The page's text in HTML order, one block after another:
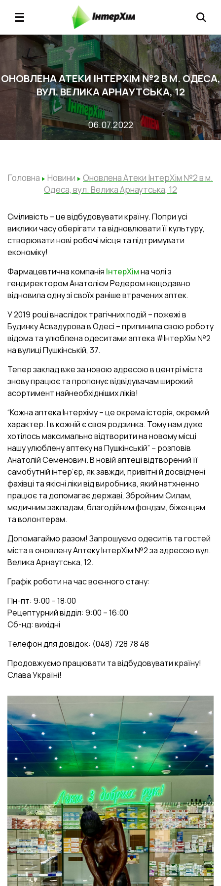
ОНОВЛЕНА АТЕКИ ІНТЕРХІМ №2 В М. ОДЕСА,
ВУЛ. ВЕЛИКА АРНАУТСЬКА, 12
06.07.2022
Головна Новини
Оновлена Атеки ІнтерХім №2 в м.
Одеса, вул. Велика Арнаутська, 12
Сміливість – це відбудовувати країну. Попри усі
виклики часу оберігати та відновлювати її культуру,
створювати нові робочі місця та підтримувати
економіку!
Фармацевтична компанія ІнтерХімна чолі з
гендиректором Анатолієм Редером нещодавно
відновила одну зі своїх раніше втрачених аптек.
У 2019 році внаслідок трагічних подій – пожежі в
Будинку Асвадурова в Одесі – припинила свою роботу
відома та улюблена одеситами аптека #ІнтерХім №2
на вулиці Пушкінській, 37.
Тепер заклад вже за новою адресою в центрі міста
знову працює та пропонує відвідувачам широкий
асортимент найнеобхідніших ліків!
“Кожна аптека Інтерхіму – це окрема історія, окремий
характер. І в кожній є своя родзинка. Тому нам дуже
хотілось максимально відтворити на новому місці
нашу улюблену аптеку на Пушкінській” – розповів
Анатолій Семенович. В новій аптеці відтворений її
самобутній інтер’єр, як завжди, привітні й досвідчені
фахівці та якісні ліки від виробника, який натхненно
працює та допомагає державі, Збройним Силам,
медичним закладам, благодійним фондам, біженцям
та волонтерам.
Допомагаймо разом! Запрошуємо одеситів та гостей
міста в оновлену Аптеку ІнтерХім №2 за адресою вул.
Велика Арнаутська, 12.
Графік роботи на час воєнного стану:
Пн-пт: 9:00 – 18:00
Рецептурний відділ: 9:00 – 16:00
Сб-нд: вихідні
Телефон для довідок: (048) 728 78 48
Продовжуємо працювати та відбудовувати країну!
Слава Україні!